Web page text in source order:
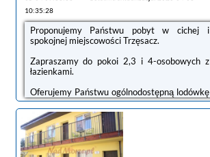
10:35:28
Proponujemy Państwu pobyt w cichej i
spokojnej miejscowości Trzęsacz.
Zapraszamy do pokoi 2,3 i 4-osobowych z
łazienkami.
Oferujemy Państwu ogólnodostępną lodówkę
oraz kuchnię, w pokojach telewizory,
komplety talerzy i szklanek oraz czajnik.
Na terenie posesji znajduje się ogrodzony
parking.